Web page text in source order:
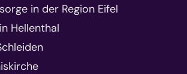
in der Region Eifel
Hellenthal